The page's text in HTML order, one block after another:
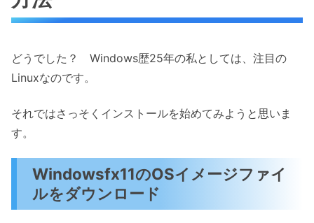
どうでした？ Windows歴25年の私としては、注目の
Linuxなのです。
それではさっそくインストールを始めてみようと思いま
す。
Windowsfx11のOSイメージファイ
ルをダウンロード